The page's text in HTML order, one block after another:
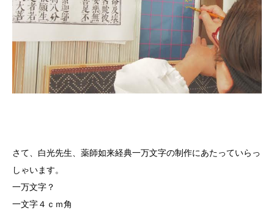
さて、白光先生、薬師如来経典一万文字の制作にあたっていらっ
しゃいます。
一万文字？
一文字４ｃｍ角